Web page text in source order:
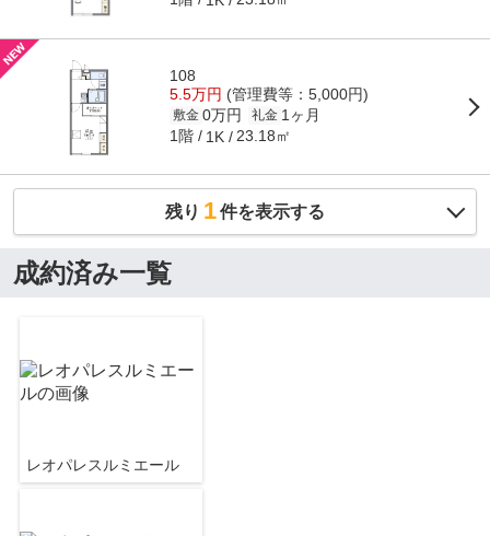
108
5.5万円 (管理費等：5,000円)
敷金 0万円 礼金 1ヶ月
1階 1K 23.18㎡
残り 1件を表示する
成約済み一覧
レオパレスルミエール